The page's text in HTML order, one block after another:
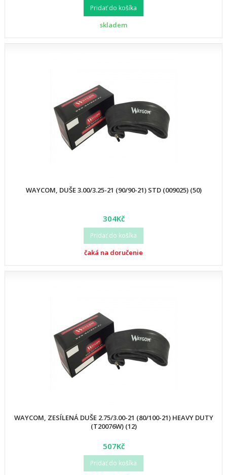
Pridať do košíka
skladem
WAYCOM, DUŠE 3.00/3.25-21 (90/90-21) STD (009025) (50)
304Kč
Pridať do košíka
čaká na doručenie
WAYCOM, ZESÍLENÁ DUŠE 2.75/3.00-21 (80/100-21) HEAVY DUTY
(T20076W) (12)
507Kč
Pridať do košíka